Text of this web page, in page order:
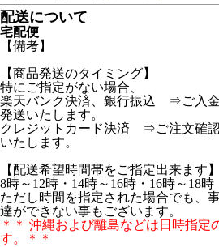
配送について
宅配便
【備考】
【商品発送のタイミング】
特にご指定がない場合、
楽天バンク決済、銀行振込 ⇒ご入金
発送いたします。
クレジットカード決済 ⇒ご注文確
いたします。
【配送希望時間帯をご指定出来ます】
8時～12時・14時～16時・16時～18時
ただし時間を指定された場合でも、
達ができない事もございます。
＊＊ 沖縄および離島などは日時指定
す。＊＊